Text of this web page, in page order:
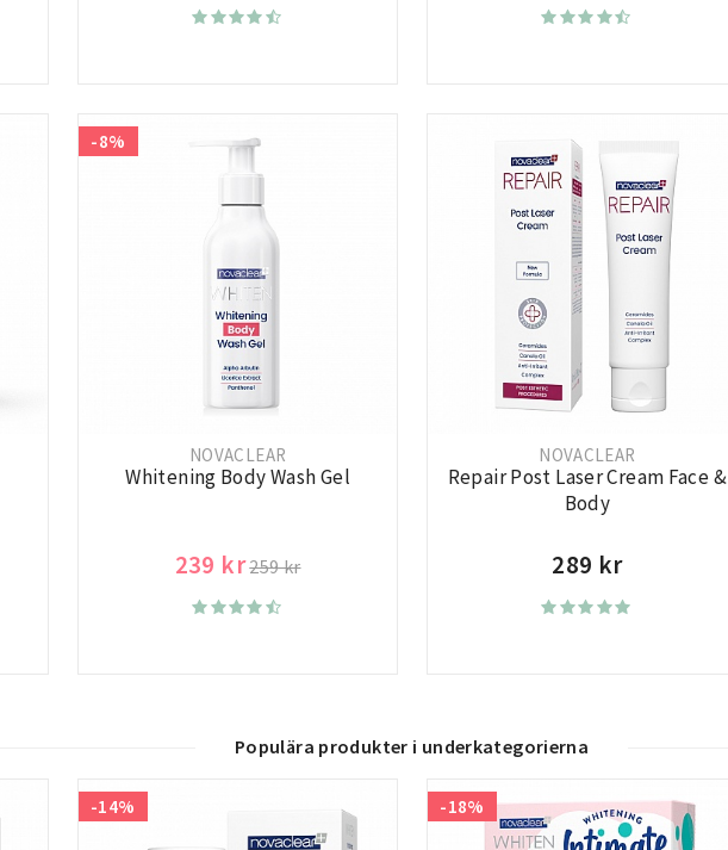
-8%
NOVACLEAR
Whitening Body Wash Gel
239 kr259 kr
NOVACLEAR
Repair Post Laser Cream Face &
Body
289 kr
Populära produkter i underkategorierna
-14% -18%